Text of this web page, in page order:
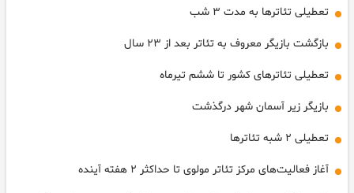
تعطیلی تئاترها به مدت ٣ شب
بازگشت بازیگر معروف به تئاتر بعد از ۲۳ سال
تعطیلی تئاترهای کشور تا ششم تیرماه
بازیگر زیر آسمان شهر درگذشت
تعطیلی ۲ شبه تئاترها
آغاز فعالیت‌های مرکز تئاتر مولوی تا حداکثر ۲ هفته آینده